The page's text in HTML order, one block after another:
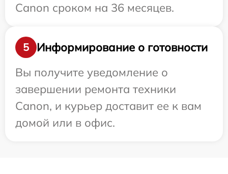
Canon сроком на 36 месяцев.
5
Информирование о готовности
Вы получите уведомление о
завершении ремонта техники
Canon, и курьер доставит ее к вам
домой или в офис.